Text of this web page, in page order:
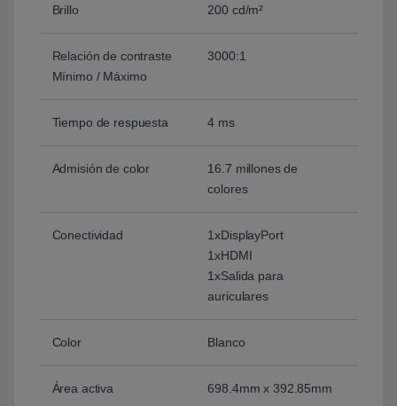
Brillo 200 cd/m²
Relación de contraste
Mínimo / Máximo
3000:1
Tiempo de respuesta 4 ms
Admisión de color
16.7 millones de
colores
Conectividad
1xDisplayPort
1xHDMI
1xSalida para
auriculares
Color Blanco
Área activa 698.4mm x 392.85mm